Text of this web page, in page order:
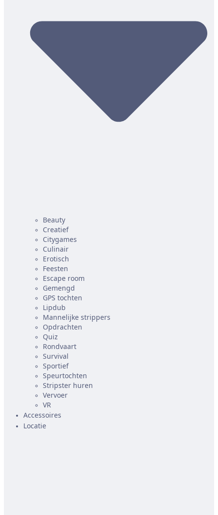
Beauty
Creatief
Citygames
Culinair
Erotisch
Feesten
Escape room
Gemengd
GPS tochten
Lipdub
Mannelijke strippers
Opdrachten
Quiz
Rondvaart
Survival
Sportief
Speurtochten
Stripster huren
Vervoer
VR
Accessoires
Locatie